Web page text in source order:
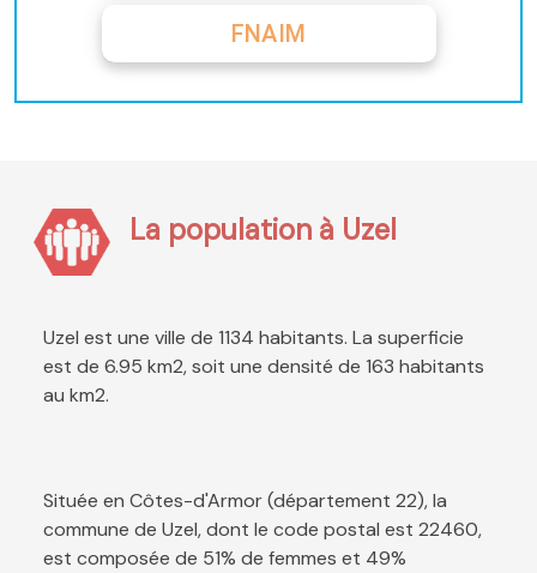
FNAIM
La population à Uzel
Uzel est une ville de 1134 habitants. La superficie
est de 6.95 km2, soit une densité de 163 habitants
au km2.
Située en Côtes-d'Armor (département 22), la
commune de Uzel, dont le code postal est 22460,
est composée de 51% de femmes et 49%